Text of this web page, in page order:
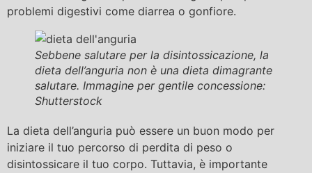
problemi digestivi come diarrea o gonfiore.
Sebbene salutare per la disintossicazione, la
dieta dell’anguria non è una dieta dimagrante
salutare. Immagine per gentile concessione:
Shutterstock
La dieta dell’anguria può essere un buon modo per
iniziare il tuo percorso di perdita di peso o
disintossicare il tuo corpo. Tuttavia, è importante